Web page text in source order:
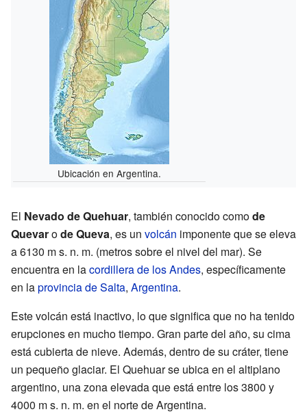
Ubicación en Argentina.
El Nevado de Quehuar, también conocido comode
Quevarode Queva, es un volcán imponente que se eleva
a 6130 m s. n. m. (metros sobre el nivel del mar). Se
encuentra en lacordillera de los Andes, específicamente
en laprovincia de Salta, Argentina.
Este volcán está inactivo, lo que significa que no ha tenido
erupciones en mucho tiempo. Gran parte del año, su cima
está cubierta de nieve. Además, dentro de su cráter, tiene
un pequeño glaciar. El Quehuar se ubica en el altiplano
argentino, una zona elevada que está entre los 3800 y
4000 m s. n. m. en el norte de Argentina.